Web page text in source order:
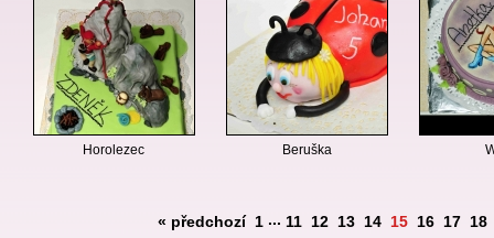
Horolezec Beruška
« předchozí 1 ... 11 12 13 14 15 16 17 18